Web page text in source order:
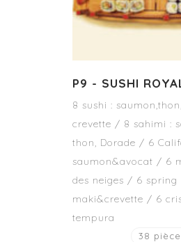
P9 - SUSHI
8 sushi :
crevette / 8 sahimi :
thon, Dorade / 6
saumon&avocat / 6
des neiges / 6 spring
maki&crevette / 6
tempura
38